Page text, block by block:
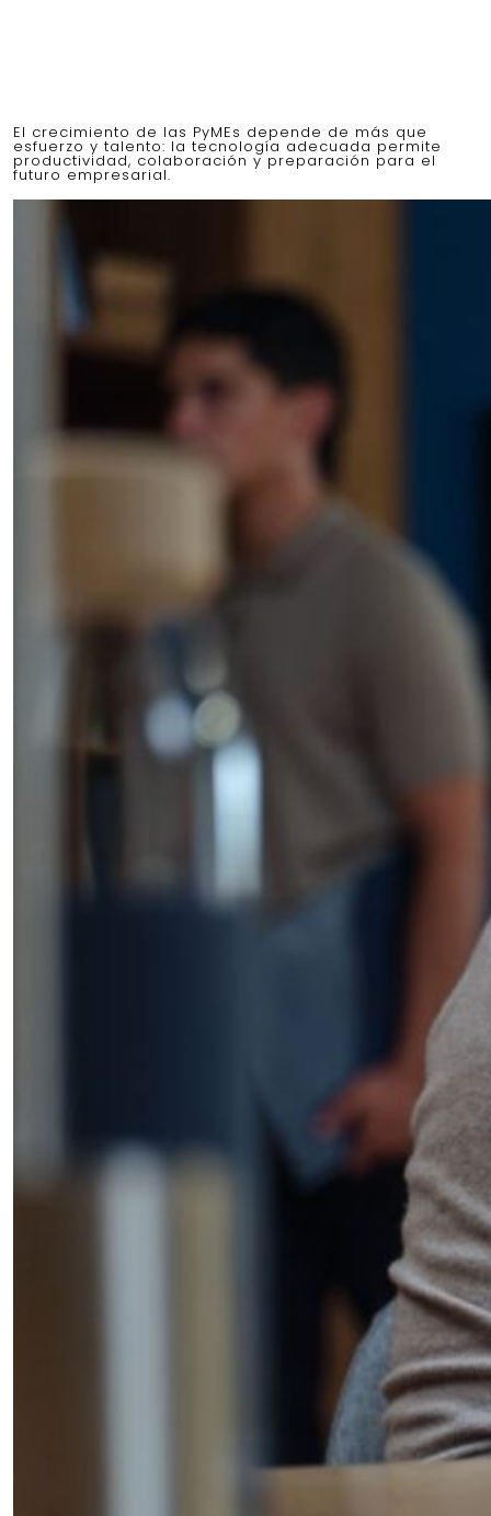
El crecimiento de las PyMEs depende de más que
esfuerzo y talento: la tecnología adecuada permite
productividad, colaboración y preparación para el
futuro empresarial.